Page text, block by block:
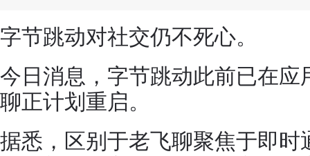
字节跳动对社交仍不死心。
今日消息，字节跳动此前已在
聊正计划重启。
据悉，区别于老飞聊聚焦于即